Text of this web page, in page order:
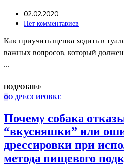
02.02.2020
Нет комментариев
Как приучить щенка ходить в
важных вопросов, который
…
ПОДРОБНЕЕ
ОО ДРЕССИРОВКЕ
Почему собака
“вкусняшки” или
дрессировки при
метода пищевого